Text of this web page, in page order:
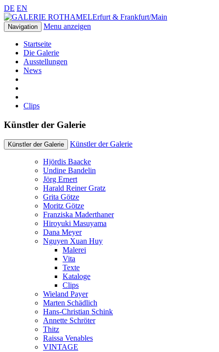
DE EN
Erfurt & Frankfurt/Main
Navigation Menu anzeigen
Startseite
Die Galerie
Ausstellungen
News
Clips
Künstler der Galerie
Künstler der Galerie Künstler der Galerie
Hjördis Baacke
Undine Bandelin
Jörg Ernert
Harald Reiner Gratz
Grita Götze
Moritz Götze
Franziska Maderthaner
Hiroyuki Masuyama
Dana Meyer
Nguyen Xuan Huy
Malerei
Vita
Texte
Kataloge
Clips
Wieland Payer
Marten Schädlich
Hans-Christian Schink
Annette Schröter
Thitz
Raissa Venables
VINTAGE